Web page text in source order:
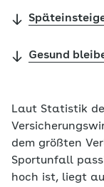
Gesund
Laut Statistik
dem größten
Sportunfall
hoch ist, liegt